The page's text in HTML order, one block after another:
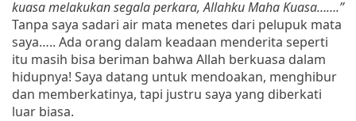
kuasa melakukan segala perkara, Allahku Maha Kuasa…….”
Tanpa saya sadari air mata menetes dari pelupuk mata
saya….. Ada orang dalam keadaan menderita seperti
itu masih bisa beriman bahwa Allah berkuasa dalam
hidupnya! Saya datang untuk mendoakan, menghibur
dan memberkatinya, tapi justru saya yang diberkati
luar biasa.